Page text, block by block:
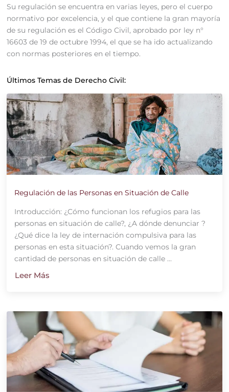
Su regulación se encuentra en varias leyes, pero el cuerpo
normativo por excelencia, y el que contiene la gran mayoría
de su regulación es el Código Civil, aprobado por ley n°
16603 de 19 de octubre 1994, el que se ha ido actualizando
con normas posteriores en el tiempo.
Últimos Temas de Derecho Civil:
Regulación de las Personas en Situación de Calle
Introducción: ¿Cómo funcionan los refugios para las
personas en situación de calle?, ¿A dónde denunciar ?
¿Qué dice la ley de internación compulsiva para las
personas en esta situación?. Cuando vemos la gran
cantidad de personas en situación de calle ...
Leer Más